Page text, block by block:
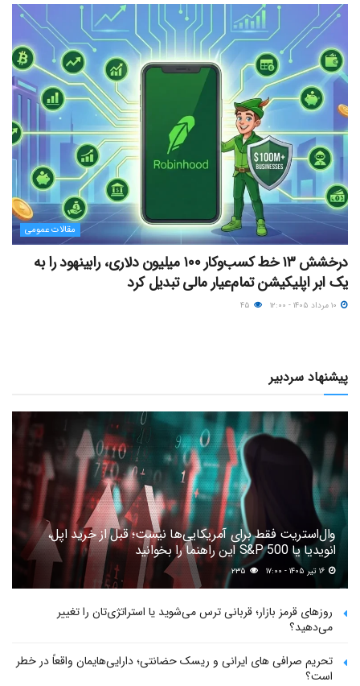
مقالات عمومی
درخشش ۱۳ خط کسب‌وکار ۱۰۰ میلیون دلاری، رابینهود را به
یک ابر اپلیکیشن تمام‌عیار مالی تبدیل کرد
پیشنهاد سردبیر
وال‌استریت فقط برای آمریکایی‌ها نیست؛ قبل از خرید اپل،
انویدیا یا S&P 500 این راهنما را بخوانید
۲۳۵
روزهای قرمز بازار؛ قربانی ترس می‌شوید یا استراتژی‌تان را تغییر
می‌دهید؟
تحریم صرافی های ایرانی و ریسک حضانتی؛ دارایی‌هایمان واقعاً در خطر
است؟